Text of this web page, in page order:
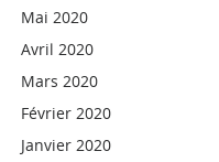
Mai 2020
Avril 2020
Mars 2020
Février 2020
Janvier 2020